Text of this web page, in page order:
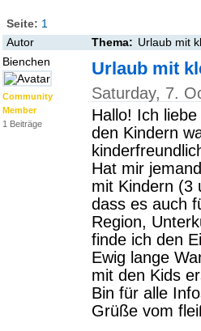
Seite: 1
Autor
Thema: Urlaub mit
Bienchen
Community
Member
1 Beiträge
Urlaub mit
Saturday, 7.
Hallo! Ich
den Kindern
Hat mir
mit Kindern (3
dass es auch
Region,
finde ich den
Ewig lange
mit den Kids
Bin für alle
Grüße vom